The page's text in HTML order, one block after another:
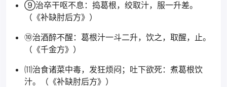
⑨治卒干呕不息：捣葛根，绞取汁，服一升差。
（《补缺肘后方》）
⑩治酒醉不醒：葛根汁一斗二升，饮之，取醒，止。
（《千金方》）
⑾治食诸菜中毒，发狂烦闷；吐下欲死：煮葛根饮
汁。（《补缺肘后方》）